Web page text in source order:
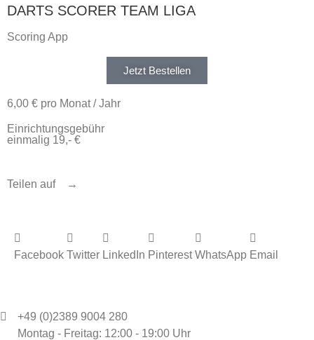
DARTS SCORER TEAM LIGA
Scoring App
Jetzt Bestellen
6,00 € pro Monat / Jahr
Einrichtungsgebühr
einmalig 19,- €
Teilen auf →
Facebook Twitter LinkedIn Pinterest WhatsApp Email
+49 (0)2389 9004 280
Montag - Freitag: 12:00 - 19:00 Uhr